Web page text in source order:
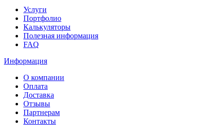
Услуги
Портфолио
Калькуляторы
Полезная информация
FAQ
Информация
О компании
Оплата
Доставка
Отзывы
Партнерам
Контакты